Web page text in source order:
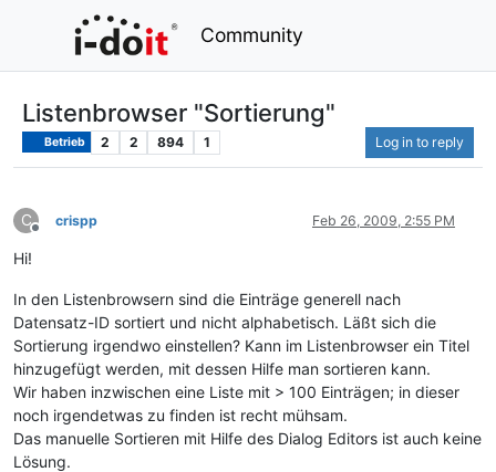
Community
Listenbrowser "Sortierung"
Betrieb 2 2 894 1 Log in to reply
C
Offline
crispp Feb 26, 2009, 2:55 PM
Hi!
In den Listenbrowsern sind die Einträge generell nach
Datensatz-ID sortiert und nicht alphabetisch. Läßt sich die
Sortierung irgendwo einstellen? Kann im Listenbrowser ein Titel
hinzugefügt werden, mit dessen Hilfe man sortieren kann.
Wir haben inzwischen eine Liste mit > 100 Einträgen; in dieser
noch irgendetwas zu finden ist recht mühsam.
Das manuelle Sortieren mit Hilfe des Dialog Editors ist auch keine
Lösung.